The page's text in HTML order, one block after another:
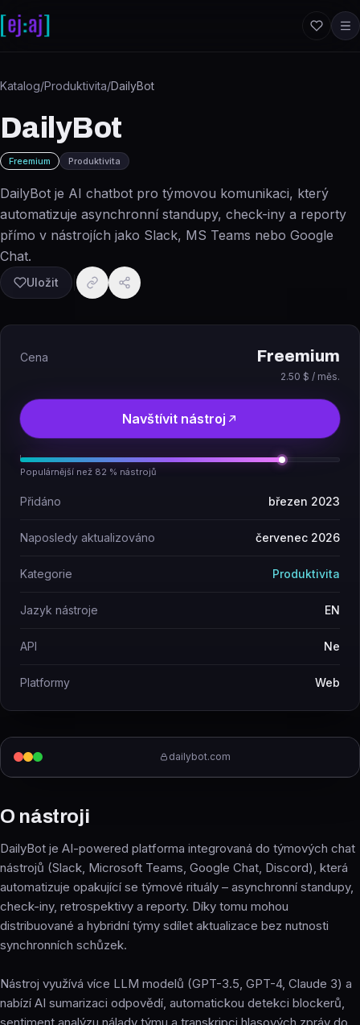
Katalog/Produktivita/DailyBot
DailyBot
Freemium Produktivita
DailyBot je AI chatbot pro týmovou komunikaci, který
automatizuje asynchronní standupy, check-iny a reporty
přímo v nástrojích jako Slack, MS Teams nebo Google
Chat.
Uložit
dailybot.com
O nástroji
DailyBot je AI-powered platforma integrovaná do týmových chat
nástrojů (Slack, Microsoft Teams, Google Chat, Discord), která
automatizuje opakující se týmové rituály – asynchronní standupy,
check-iny, retrospektivy a reporty. Díky tomu mohou
distribuované a hybridní týmy sdílet aktualizace bez nutnosti
synchronních schůzek.
Nástroj využívá více LLM modelů (GPT-3.5, GPT-4, Claude 3) a
nabízí AI sumarizaci odpovědí, automatickou detekci blockerů,
Cena Freemium
2.50 $ / měs.
Navštívit nástroj
Populárnější než 82 % nástrojů
Přidáno březen 2023
Naposledy aktualizováno červenec 2026
Kategorie Produktivita
Jazyk nástroje EN
API Ne
Platformy Web